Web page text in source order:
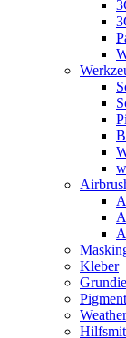
Kleber